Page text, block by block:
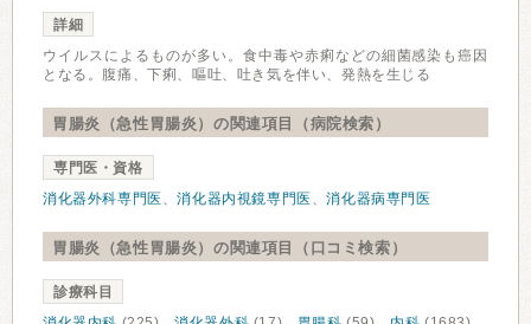
詳細
ウイルスによるものが多い。食中毒や赤痢などの細菌感染も癌因
となる。腹痛、下痢、嘔吐、吐き気を伴い、発熱を生じる
胃腸炎（急性胃腸炎）の関連項目（病院検索）
専門医・資格
消化器外科専門医 、消化器内視鏡専門医 、消化器病専門医
胃腸炎（急性胃腸炎）の関連項目（口コミ検索）
診療科目